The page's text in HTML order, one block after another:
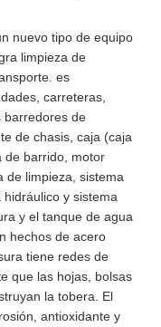
nuevo tipo de equipo
limpieza de
es
carreteras,
barredores de
de chasis, caja (caja
de barrido, motor
de limpieza, sistema
y sistema
y el tanque de agua
hechos de acero
tiene redes de
que las hojas, bolsas
la tobera. El
antioxidante y